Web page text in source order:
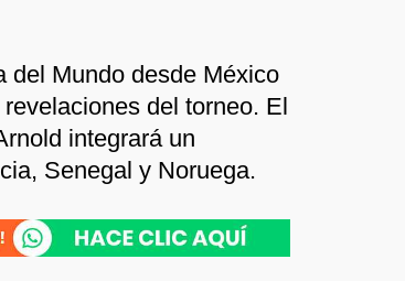
del Mundo desde México
del torneo. El
integrará un
Senegal y Noruega.